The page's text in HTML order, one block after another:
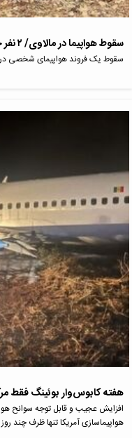
سقوط هواپیما در مالاوی/ ۲ نفر جان باختند
سقوط یک فروند هواپیمای شخصی در
هفته کابوس‌وار بوئینگ فقط
افزایش عجیب و قابل توجه سوانح
هواپیماسازی آمریکا تنها ظرف چند